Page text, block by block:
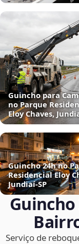
Guincho para
no Parque
Eloy Chaves,
Guincho 24h no
Residencial Eloy
Jundiaí‑SP
Serviço de